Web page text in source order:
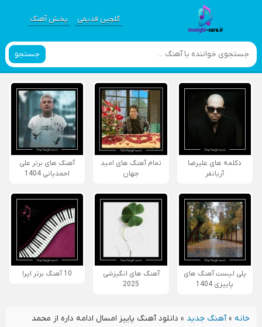
گلچین قدیمی پخش آهنگ
جستجو
دکلمه های علیرضا
آریانفر
تمام آهنگ های امید
جهان
آهنگ های برتر علی
احمدیانی 1404
پلی لیست آهنگ های
پاییزی 1404
آهنگ های انگیزشی
2025
10 آهنگ برتر اپرا
خانه»آهنگ جدید » دانلود آهنگ پاییز امسال ادامه داره از محمد